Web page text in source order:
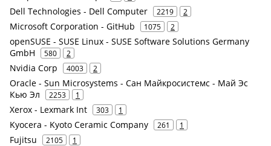
Dell Technologies - Dell Computer 2219 2
Microsoft Corporation - GitHub 1075 2
openSUSE - SUSE Linux - SUSE Software Solutions Germany
GmbH
580 2
Nvidia Corp 4003 2
Oracle - Sun Microsystems - Сан Майкросистемс - Май Эс
Кью Эл
2253 1
Xerox - Lexmark Int 303 1
Kyocera - Kyoto Ceramic Company 261 1
Fujitsu 2105 1